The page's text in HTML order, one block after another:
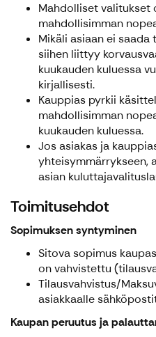
Mahdolliset valitukset
mahdollisimman
Mikäli asiaan ei
siihen liittyy
kuukauden kuluessa
kirjallisesti.
Kauppias pyrkii
mahdollisimman
kuukauden kuluessa.
Jos asiakas ja
yhteisymmärrykseen,
asian
Toimitusehdot
Sopimuksen syntyminen
Sitova sopimus
on vahvistettu
Tilausvahvistus/
asiakkaalle
Kaupan peruutus ja